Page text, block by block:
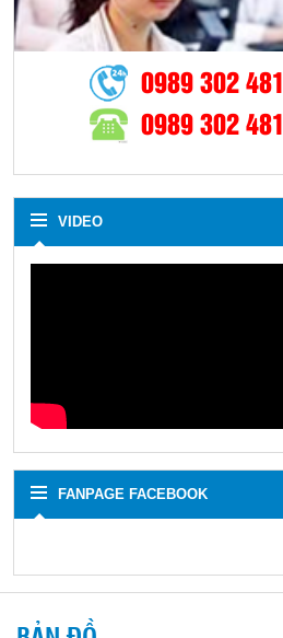
0989 302 481
0989 302 481
VIDEO
FANPAGE FACEBOOK